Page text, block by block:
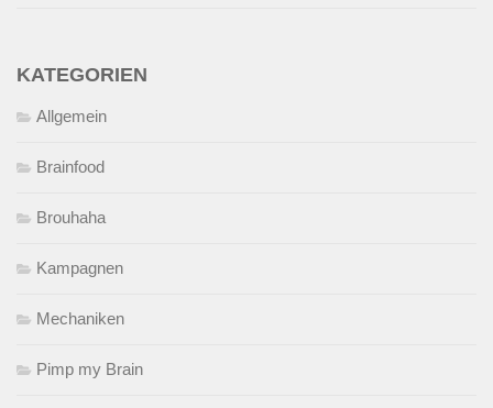
KATEGORIEN
Allgemein
Brainfood
Brouhaha
Kampagnen
Mechaniken
Pimp my Brain